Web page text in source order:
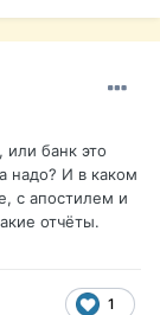
или банк это
надо? И в каком
с апостилем и
отчёты.
1